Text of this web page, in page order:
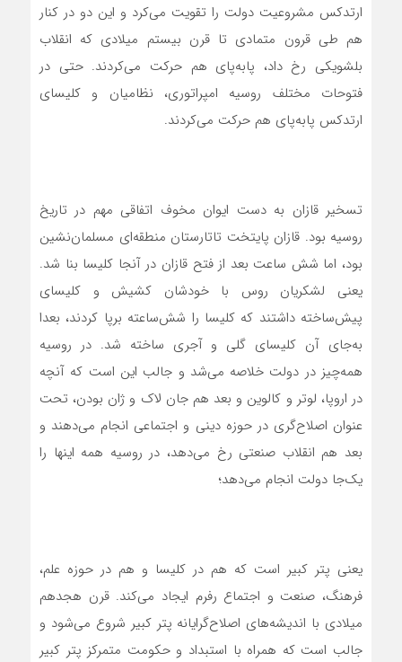
ارتدکس مشروعیت دولت را تقویت می‌کرد و این دو در کنار
هم طی قرون متمادی تا قرن بیستم میلادی که انقلاب
بلشویکی رخ داد، پا‌به‌پای هم حرکت می‌کردند. حتی در
فتوحات مختلف‌ روسیه امپراتوری، نظامیان و کلیسای
ارتدکس پا‌به‌پای هم حرکت می‌کردند.
تسخیر قازان به دست ایوان مخوف اتفاقی مهم در تاریخ
روسیه بود. قازان پایتخت تاتارستان منطقه‌ای مسلمان‌نشین
بود، اما شش ساعت بعد از فتح قازان در آنجا کلیسا بنا شد.
یعنی لشکریان روس با خودشان کشیش و کلیسای
پیش‌ساخته داشتند که کلیسا را شش‌ساعته برپا کردند، بعدا
به‌جای آن کلیسای گلی و آجری ساخته شد. در روسیه
همه‌چیز در دولت خلاصه می‌شد و جالب این است که آنچه
در اروپا، لوتر و کالوین و بعد هم جان ‌لاک و ژان‌ بودن، تحت
عنوان اصلاح‌گری در حوزه دینی و اجتماعی انجام می‌دهند و
بعد هم انقلاب صنعتی رخ می‌دهد، در روسیه همه اینها را
یک‌جا دولت انجام می‌دهد؛
یعنی پتر کبیر است که هم در کلیسا و هم در حوزه علم،
فرهنگ، صنعت و اجتماع رفرم ایجاد می‌کند. قرن هجدهم
میلادی با اندیشه‌های اصلاح‌گرایانه پتر کبیر شروع می‌شود و
جالب است که همراه با استبداد و حکومت متمرکز پتر کبیر